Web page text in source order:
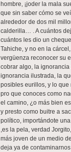
hombre, ¡joder la mala
que sin saber cómo se
alrededor de dos mil
calderilla… . A cuántos
cuántos les dio un
Tahiche, y no en la
vergüenza reconocer su
cobrar algo, la
ignorancia ilustrada, la
posibles eurillos, y lo que
pro que conoces como
el camino, ¿o más bien
y presto como buitre a
político, importándote
,es la pela, verdad
más joven de un medio
deja ya de